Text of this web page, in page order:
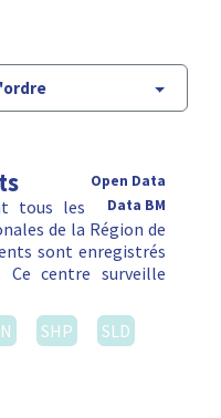
Open Data
Data BM
tous les
de la Région de
sont enregistrés
centre surveille
SHP
SLD